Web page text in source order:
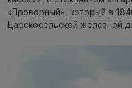
«Проворный», который в
Царскосельской железной